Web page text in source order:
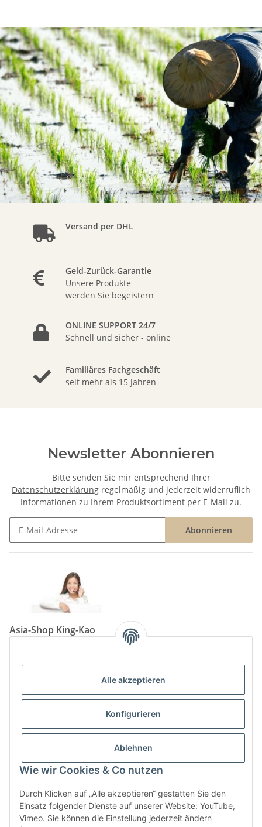
Alle akzeptieren
Konfigurieren
Ablehnen
Wie wir Cookies & Co nutzen
Durch Klicken auf „Alle akzeptieren“ gestatten Sie den
Einsatz folgender Dienste auf unserer Website: YouTube,
Vimeo. Sie können die Einstellung jederzeit ändern
Versand per DHL
Geld-Zurück-Garantie
Unsere Produkte
werden Sie begeistern
ONLINE SUPPORT 24/7
Schnell und sicher - online
Familiäres Fachgeschäft
seit mehr als 15 Jahren
Newsletter Abonnieren
Bitte senden Sie mir entsprechend Ihrer
Datenschutzerklärung regelmäßig und jederzeit widerruflich
Informationen zu Ihrem Produktsortiment per E-Mail zu.
Abonnieren
Asia-Shop King-Kao
Tel: (06825) 499-104
info@king-kao.de
Öffnungszeiten (Mo-Sa.) 9:00 - 19:00
Gesetzliche Informationen